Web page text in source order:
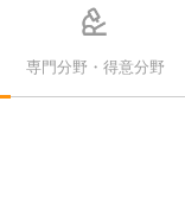
専門分野・得意分野